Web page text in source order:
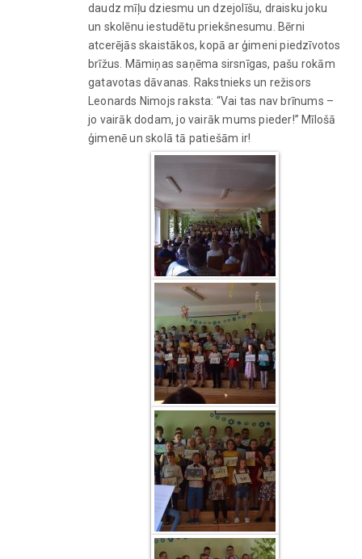
daudz mīļu dziesmu un dzejolīšu, draisku joku
un skolēnu iestudētu priekšnesumu. Bērni
atcerējās skaistākos, kopā ar ģimeni piedzīvotos
brīžus. Māmiņas saņēma sirsnīgas, pašu rokām
gatavotas dāvanas. Rakstnieks un režisors
Leonards Nimojs raksta: “Vai tas nav brīnums –
jo vairāk dodam, jo vairāk mums pieder!” Mīlošā
ģimenē un skolā tā patiešām ir!